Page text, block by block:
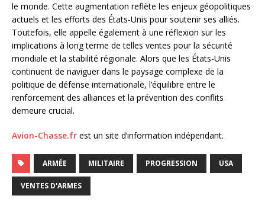
le monde. Cette augmentation reflète les enjeux géopolitiques
actuels et les efforts des États-Unis pour soutenir ses alliés.
Toutefois, elle appelle également à une réflexion sur les
implications à long terme de telles ventes pour la sécurité
mondiale et la stabilité régionale. Alors que les États-Unis
continuent de naviguer dans le paysage complexe de la
politique de défense internationale, l’équilibre entre le
renforcement des alliances et la prévention des conflits
demeure crucial.
Avion-Chasse.fr est un site d’information indépendant.
ARMÉE MILITAIRE PROGRESSION USA
VENTES D'ARMES